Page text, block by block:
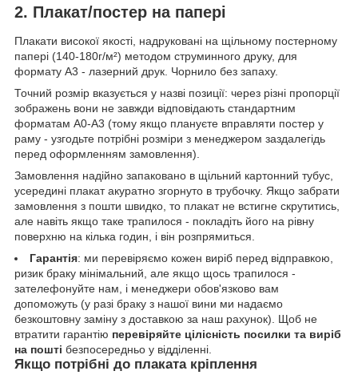
2. Плакат/постер на папері
Плакати високої якості, надруковані на щільному постерному
папері (140-180г/м²) методом струминного друку, для
формату А3 - лазерний друк. Чорнило без запаху.
Точний розмір вказується у назві позиції: через різні пропорції
зображень вони не завжди відповідають стандартним
форматам А0-А3 (тому якщо плануєте вправляти постер у
раму - узгодьте потрібні розміри з менеджером заздалегідь
перед оформленням замовлення).
Замовлення надійно запаковано в щільний картонний тубус,
усередині плакат акуратно згорнуто в трубочку. Якщо забрати
замовлення з пошти швидко, то плакат не встигне скрутитись,
але навіть якщо таке трапилося - покладіть його на рівну
поверхню на кілька годин, і він розпрямиться.
Гарантія: ми перевіряємо кожен виріб перед відправкою,
ризик браку мінімальний, але якщо щось трапилося -
зателефонуйте нам, і менеджери обов'язково вам
допоможуть (у разі браку з нашої вини ми надаємо
безкоштовну заміну з доставкою за наш рахунок). Щоб не
втратити гарантію перевіряйте цілісність посилки та виріб
на пошті безпосередньо у відділенні.
Якщо потрібні до плаката кріплення